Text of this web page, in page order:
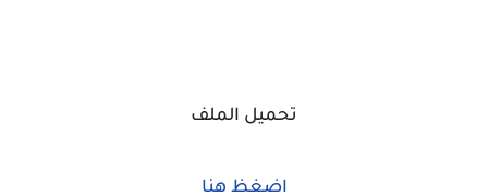
تحميل الملف
اضغظ هنا